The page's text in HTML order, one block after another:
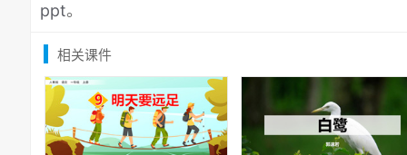
ppt。
相关课件